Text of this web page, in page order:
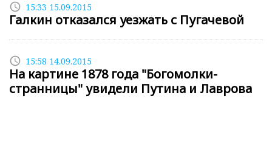
access_time 15:33 15.09.2015
Галкин отказался уезжать с Пугачевой
access_time 15:58 14.09.2015
На картине 1878 года "Богомолки-
странницы" увидели Путина и Лаврова